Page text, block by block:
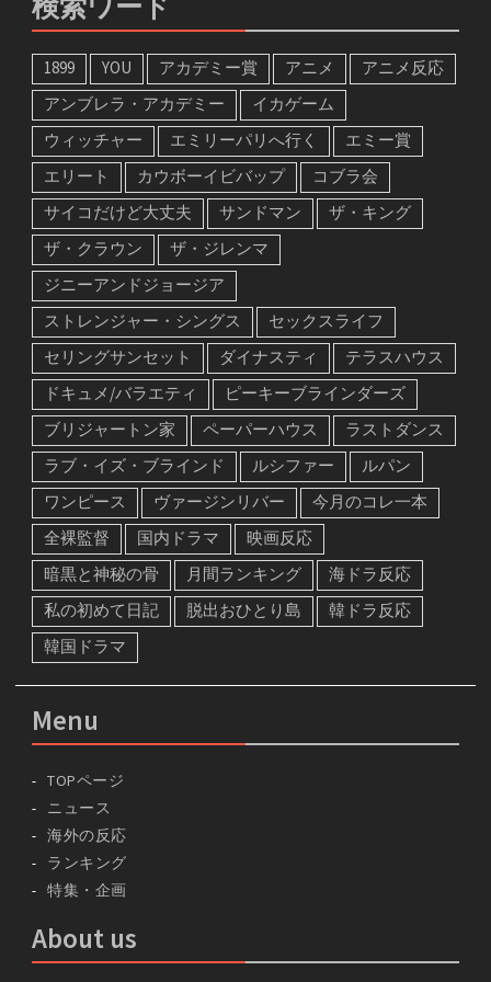
1899 YOU アカデミー賞 アニメ
アニメ反応
アンブレラ・アカデミー
イカゲーム
ウィッチャー
エミリーパリへ行く
エミー賞
エリート
カウボーイビバップ
コブラ会
サイコだけど大丈夫
サンドマン
ザ・キング
ザ・クラウン
ザ・ジレンマ
ジニーアンドジョージア
ストレンジャー・シングス
セックスライフ
セリングサンセット
ダイナスティ
テラスハウス
ドキュメ/バラエティ
ピーキーブラインダーズ
ブリジャートン家
ペーパーハウス
ラストダンス
ラブ・イズ・ブラインド
ルシファー
ルパン
ワンピース
ヴァージンリバー
今月のコレ一本
全裸監督
国内ドラマ
映画反応
暗黒と神秘の骨
月間ランキング
海ドラ反応
私の初めて日記
脱出おひとり島
韓ドラ反応
韓国ドラマ
Menu
TOPページ
ニュース
海外の反応
ランキング
特集・企画
About us